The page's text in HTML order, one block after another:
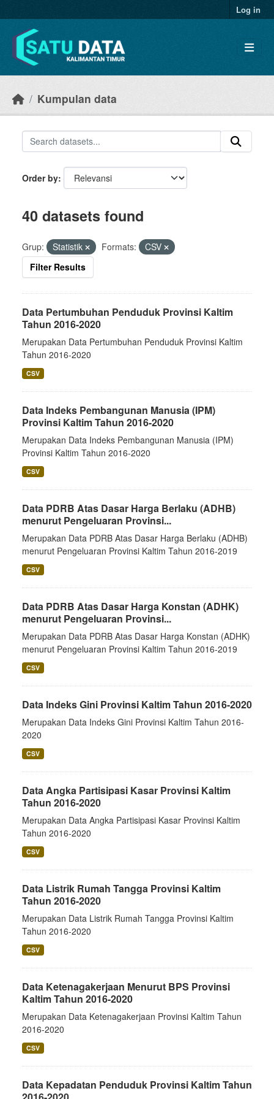
Log in
Kumpulan data
Order by
40 datasets found
Grup: Statistik Formats:
CSV
Filter Results
Data Pertumbuhan Penduduk Provinsi Kaltim
Tahun 2016-2020
Merupakan Data Pertumbuhan Penduduk Provinsi Kaltim
Tahun 2016-2020
CSV
Data Indeks Pembangunan Manusia (IPM)
Provinsi Kaltim Tahun 2016-2020
Merupakan Data Indeks Pembangunan Manusia (IPM)
Provinsi Kaltim Tahun 2016-2020
CSV
Data PDRB Atas Dasar Harga Berlaku (ADHB)
menurut Pengeluaran Provinsi...
Merupakan Data PDRB Atas Dasar Harga Berlaku (ADHB)
menurut Pengeluaran Provinsi Kaltim Tahun 2016-2019
CSV
Data PDRB Atas Dasar Harga Konstan (ADHK)
menurut Pengeluaran Provinsi...
Merupakan Data PDRB Atas Dasar Harga Konstan (ADHK)
menurut Pengeluaran Provinsi Kaltim Tahun 2016-2019
CSV
Data Indeks Gini Provinsi Kaltim Tahun 2016-2020
Merupakan Data Indeks Gini Provinsi Kaltim Tahun 2016-
2020
CSV
Data Angka Partisipasi Kasar Provinsi Kaltim
Tahun 2016-2020
Merupakan Data Angka Partisipasi Kasar Provinsi Kaltim
Tahun 2016-2020
CSV
Data Listrik Rumah Tangga Provinsi Kaltim
Tahun 2016-2020
Merupakan Data Listrik Rumah Tangga Provinsi Kaltim
Tahun 2016-2020
CSV
Data Ketenagakerjaan Menurut BPS Provinsi
Kaltim Tahun 2016-2020
Merupakan Data Ketenagakerjaan Provinsi Kaltim Tahun
2016-2020
CSV
Data Kepadatan Penduduk Provinsi Kaltim Tahun